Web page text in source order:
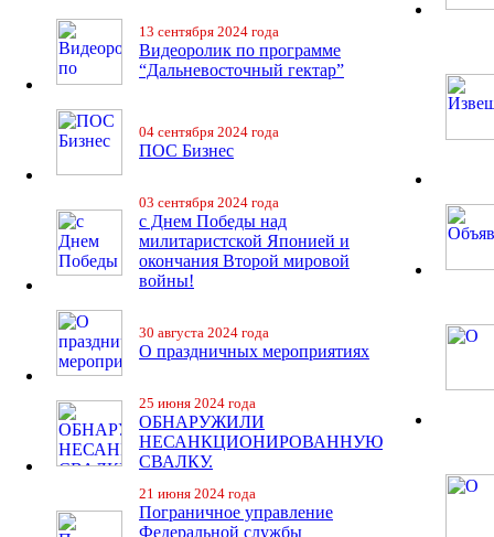
13 сентября 2024 года
Видеоролик по программе
“Дальневосточный гектар”
04 сентября 2024 года
ПОС Бизнес
03 сентября 2024 года
с Днем Победы над
милитаристской Японией и
окончания Второй мировой
войны!
30 августа 2024 года
О праздничных мероприятиях
25 июня 2024 года
ОБНАРУЖИЛИ
НЕСАНКЦИОНИРОВАННУЮ
СВАЛКУ.
21 июня 2024 года
Пограничное управление
Федеральной службы